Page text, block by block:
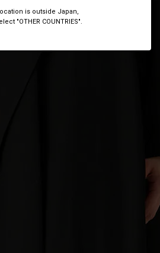
is outside Japan,
"OTHER COUNTRIES".